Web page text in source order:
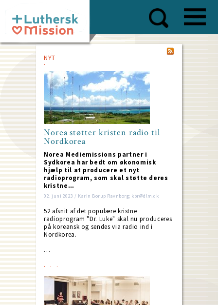
main
content
NYT
Norea støtter kristen radio til
Nordkorea
Norea Mediemissions partner i
Sydkorea har bedt om økonomisk
hjælp til at producere et nyt
radioprogram, som skal støtte deres
kristne…
02. juni 2023 / Karin Borup Ravnborg; kbr@dlm.dk
52 afsnit af det populære kristne
radioprogram "Dr. Luke" skal nu produceres
på koreansk og sendes via radio ind i
Nordkorea.
…